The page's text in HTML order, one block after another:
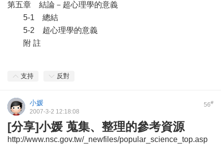
第五章 結論－超心理學的意義
5-1 總結
5-2 超心理學的意義
附 註
支持 反對
56#
小媛
2007-3-2 12:18:08
[分享]小媛 蒐集、整理的參考資源
http://www.nsc.gov.tw/_newfiles/popular_science_top.asp